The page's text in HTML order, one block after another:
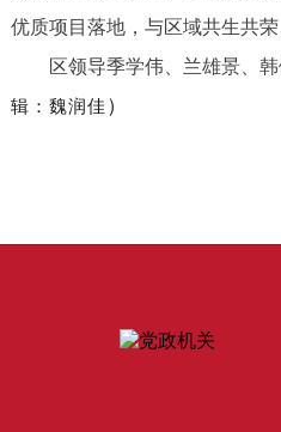
优质项目落地，与区域共生共荣
区领导季学伟、兰雄景、韩
辑：魏润佳 ）